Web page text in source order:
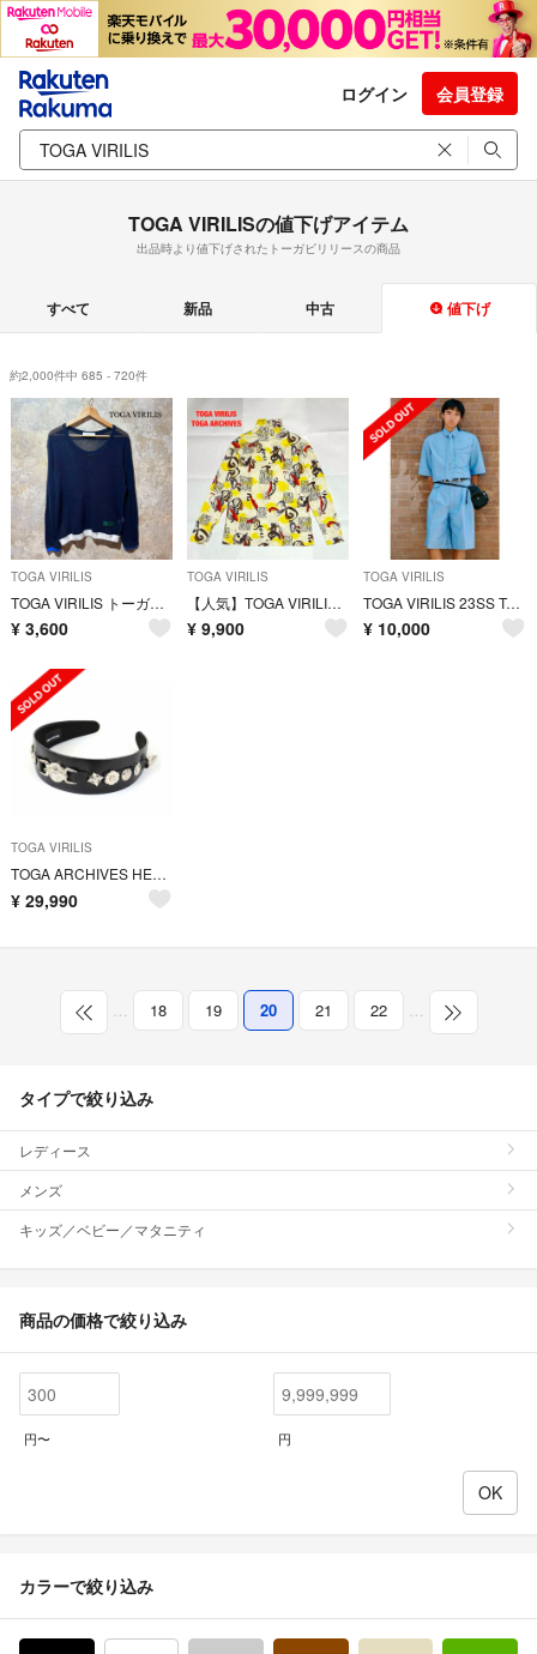
ログイン 会員登録
TOGA VIRILISの値下げアイテム
出品時より値下げされたトーガビリリースの商品
すべて 新品 中古 値下げ
約2,000件中 685 - 720件
TOGA VIRILIS
TOGA VIRILIS トーガビリリース メッシュカットソー ロンT
¥ 3,600
TOGA VIRILIS
【人気】TOGA VIRILIS TOGA ARCHIVES タートルネック
¥ 9,900
TOGA VIRILIS
TOGA VIRILIS 23SS Typewriter short shirt
¥ 10,000
TOGA VIRILIS
TOGA ARCHIVES HEADBAND 2 カチューシャ ヘアバンドトーガ
¥ 29,990
… 18 19 20 21 22 …
タイプで絞り込み
レディース
メンズ
キッズ／ベビー／マタニティ
商品の価格で絞り込み
円〜 円
カラーで絞り込み